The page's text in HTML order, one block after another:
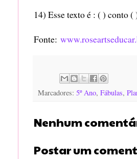
14) Esse texto é : ( ) conto
Fonte:
Marcadores: 5º Ano, Fábulas,
Nenhum
Postar um